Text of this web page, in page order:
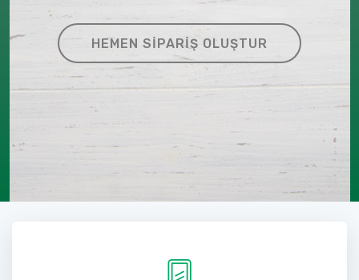
HEMEN SIPARIŞ OLUŞTUR